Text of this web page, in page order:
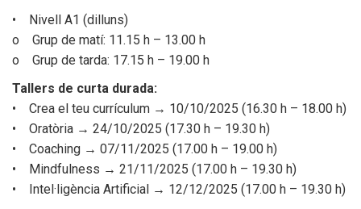
Ajuntament
• Nivell A1 (dilluns)
o Grup de matí: 11.15 h – 13.00 h
o Grup de tarda: 17.15 h – 19.00 h
Tallers de curta durada:
• Crea el teu currículum → 10/10/2025 (16.30 h – 18.00 h)
• Oratòria → 24/10/2025 (17.30 h – 19.30 h)
• Coaching → 07/11/2025 (17.00 h – 19.00 h)
• Mindfulness → 21/11/2025 (17.00 h – 19.30 h)
• Intel·ligència Artificial → 12/12/2025 (17.00 h – 19.30 h)